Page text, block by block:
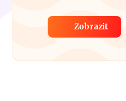
Zobrazit